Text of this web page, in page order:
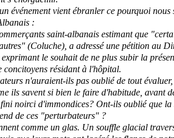
événement vient ébranlerce pourquoi nous
:
saint-albanais estimantque
(Coluche) a adressé une pétition au D
exprimant le souhait de ne plus subir la pr
concitoyens résidant à l'hôpital.
n'auraient-ils pas oubliéde tout évaluer,
ils savent si bien le faire d'habitude, avant
noirci d'immondices? Ont-ils oublié que la
de ces "perturbateurs" ?
comme un glas. Un souffle glacial